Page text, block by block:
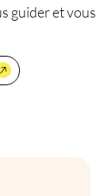
guider et vous